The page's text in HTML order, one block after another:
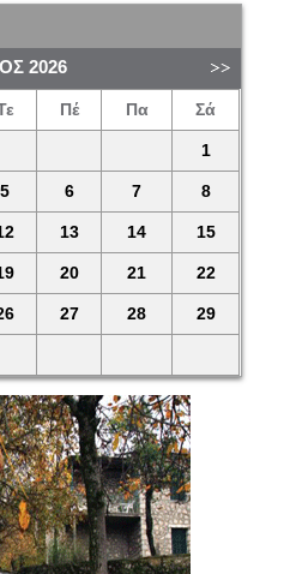
2026
Πέ Πα Σά
1
5 6 7 8
13 14 15
20 21 22
27 28 29